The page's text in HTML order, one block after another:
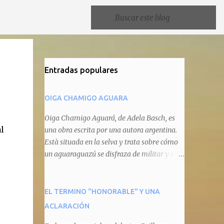
Entradas populares
OIGA CHAMIGO AGUARA
Oiga Chamigo Aguará, de Adela Basch, es
una obra escrita por una autora argentina.
Està situada en la selva y trata sobre cómo
un aguaraguazú se disfraza de militar y se
animal que pretenda circular por ahí. En
primera instancia aparece Teteu, el tero,
EL TERMINO "HONORABLE" Y UNA
ACLARACIÓN